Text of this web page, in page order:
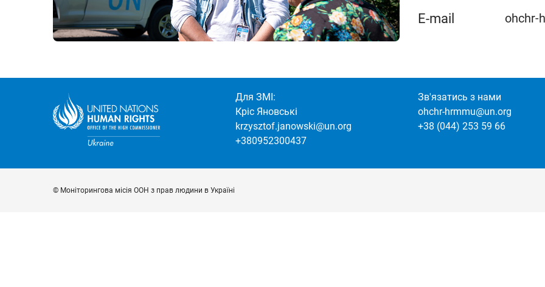
E-mail ohchr-
Для ЗМІ:
Кріс Яновські
krzysztof.janowski@un.org
+380952300437
Зв'язатись з нами
ohchr-hrmmu@un.org
+38 (044) 253 59 66
© Моніторингова місія ООН з прав людини в Україні